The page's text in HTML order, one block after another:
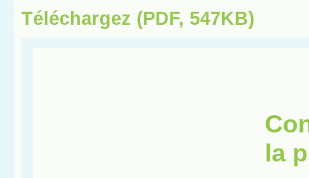
Téléchargez (PDF, 547KB)